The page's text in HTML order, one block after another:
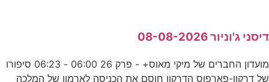
דיסני ג'וניור 08-08-2026
מועדון החברים של מיקי מאוס+ - פרק 26 06:00 - 06:23 סיפורו
של דרקון-פארפוס הדרקון חוסם את הכניסה לארמון של המלכה